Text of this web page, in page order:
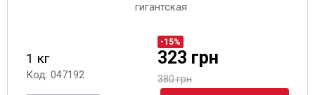
гигантская
1 кг
Код: 047192
-15%
323 грн
380 грн